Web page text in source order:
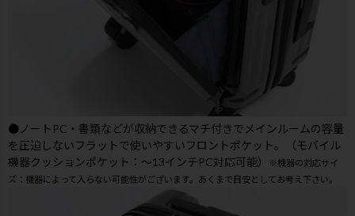
●ノートPC・書類などが収納できるマチ付きでメインルームの容量
を圧迫しないフラットで使いやすいフロントポケット。（モバイル
機器クッションポケット：～13インチPC対応可能）
※機器の対応サイ
ズ：機器によって入らない可能性がございます。あくまで目安としてお考え下さい。